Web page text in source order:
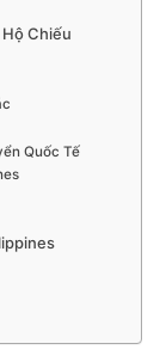
Chiếu
Quốc Tế